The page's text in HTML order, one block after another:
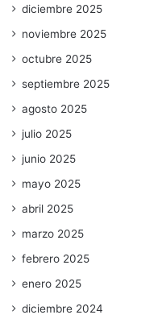
diciembre 2025
noviembre 2025
octubre 2025
septiembre 2025
agosto 2025
julio 2025
junio 2025
mayo 2025
abril 2025
marzo 2025
febrero 2025
enero 2025
diciembre 2024